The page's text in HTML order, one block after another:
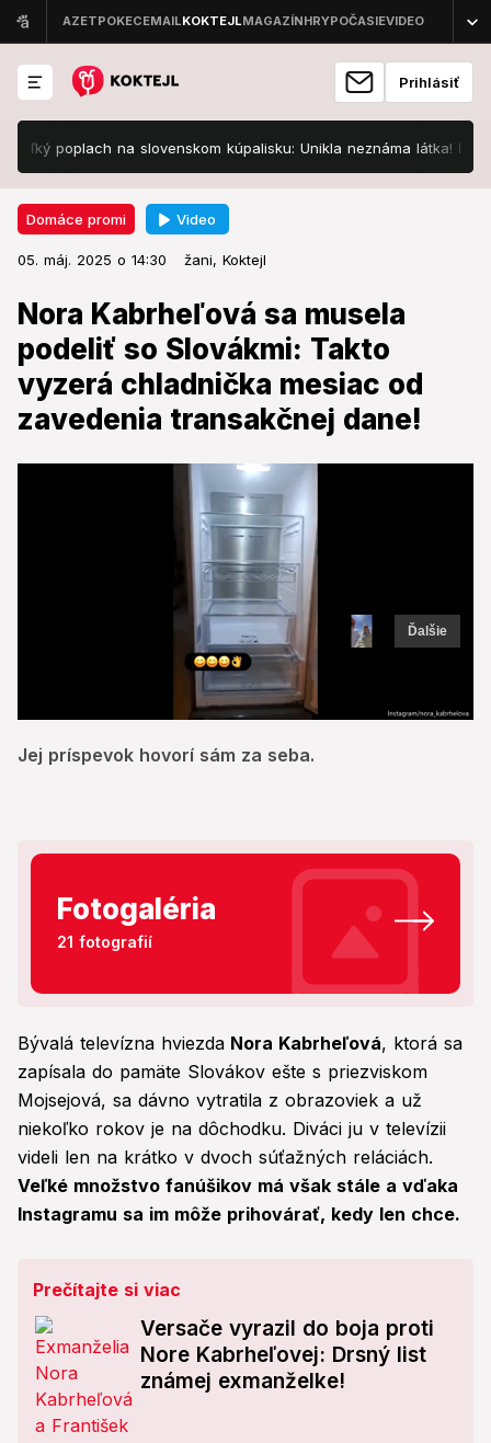
Prihlásiť
na slovenskom kúpalisku: Unikla neznáma látka! Ľudí trápia
Domáce promi Video
05. máj. 2025 o 14:30 žani, Koktejl
Nora Kabrheľová sa musela
podeliť so Slovákmi: Takto
vyzerá chladnička mesiac od
zavedenia transakčnej dane!
of
10
Ďalšie
Jej príspevok hovorí sám za seba.
Domáce promi 05. máj. 2025 o 14:30
Nora Kabrheľová sa musela
podeliť so Slovákmi: Takto vyzerá
chladnička mesiac od zavedenia
transakčnej dane!
Jej príspevok hovorí sám za seba.
Fotogaléria
21 fotografií
Bývalá televízna hviezda Nora Kabrheľová, ktorá sa
zapísala do pamäte Slovákov ešte s priezviskom
Mojsejová, sa dávno vytratila z obrazoviek a už
niekoľko rokov je na dôchodku. Diváci ju v televízii
videli len na krátko v dvoch súťažných reláciách.
Veľké množstvo fanúšikov má však stále a vďaka
Instagramu sa im môže prihovárať, kedy len chce.
Prečítajte si viac
Versače vyrazil do boja proti
Nore Kabrheľovej: Drsný list
známej exmanželke!